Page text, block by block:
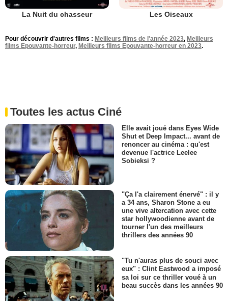
La Nuit du chasseur Les Oiseaux
Pour découvrir d'autres films : Meilleurs films de l'année 2023, Meilleurs
films Epouvante-horreur, Meilleurs films Epouvante-horreur en 2023.
Toutes les actus Ciné
Elle avait joué dans Eyes Wide
Shut et Deep Impact... avant de
renoncer au cinéma : qu'est
devenue l'actrice Leelee
Sobieksi ?
"Ça l'a clairement énervé" : il y
a 34 ans, Sharon Stone a eu
une vive altercation avec cette
star hollywoodienne avant de
tourner l'un des meilleurs
thrillers des années 90
"Tu n'auras plus de souci avec
eux" : Clint Eastwood a imposé
sa loi sur ce thriller voué à un
beau succès dans les années 90